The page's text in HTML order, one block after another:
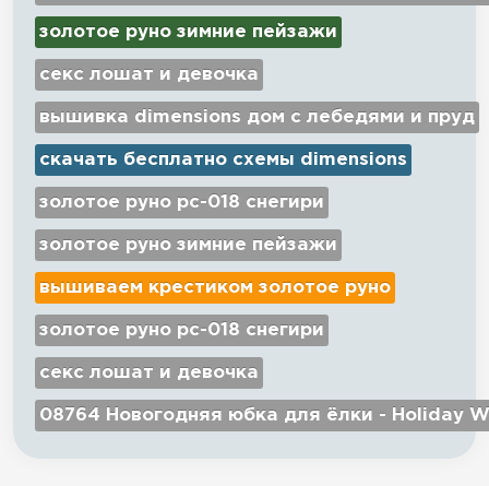
золотое руно зимние пейзажи
секс лошат и девочка
вышивка dimensions дом с лебедями и пруд
скачать бесплатно схемы dimensions
золотое руно рс-018 снегири
золотое руно зимние пейзажи
вышиваем крестиком золотое руно
золотое руно рс-018 снегири
секс лошат и девочка
08764 Новогодняя юбка для ёлки - Holiday